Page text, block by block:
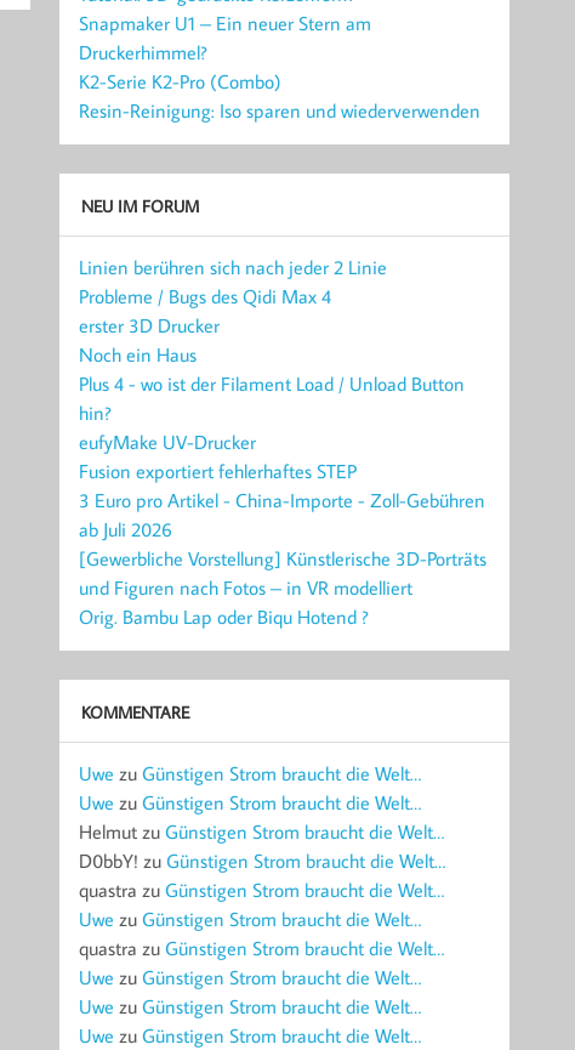
Snapmaker U1 – Ein neuer Stern am
Druckerhimmel?
K2-Serie K2-Pro (Combo)
Resin-Reinigung: Iso sparen und wiederverwenden
NEU IM FORUM
Linien berühren sich nach jeder 2 Linie
Probleme / Bugs des Qidi Max 4
erster 3D Drucker
Noch ein Haus
Plus 4 - wo ist der Filament Load / Unload Button
hin?
eufyMake UV-Drucker
Fusion exportiert fehlerhaftes STEP
3 Euro pro Artikel - China-Importe - Zoll-Gebühren
ab Juli 2026
[Gewerbliche Vorstellung] Künstlerische 3D-Porträts
und Figuren nach Fotos – in VR modelliert
Orig. Bambu Lap oder Biqu Hotend ?
KOMMENTARE
Uwe zuGünstigen Strom braucht die Welt…
Uwe zuGünstigen Strom braucht die Welt…
Helmut zuGünstigen Strom braucht die Welt…
D0bbY! zuGünstigen Strom braucht die Welt…
quastra zuGünstigen Strom braucht die Welt…
Uwe zuGünstigen Strom braucht die Welt…
quastra zuGünstigen Strom braucht die Welt…
Uwe zuGünstigen Strom braucht die Welt…
Uwe zuGünstigen Strom braucht die Welt…
Uwe zuGünstigen Strom braucht die Welt…